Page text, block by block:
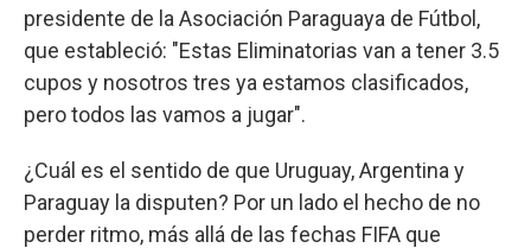
presidente de la Asociación Paraguaya de Fútbol,
que estableció: "Estas Eliminatorias van a tener 3.5
cupos y nosotros tres ya estamos clasificados,
pero todos las vamos a jugar".
¿Cuál es el sentido de que Uruguay, Argentina y
Paraguay la disputen? Por un lado el hecho de no
perder ritmo, más allá de las fechas FIFA que